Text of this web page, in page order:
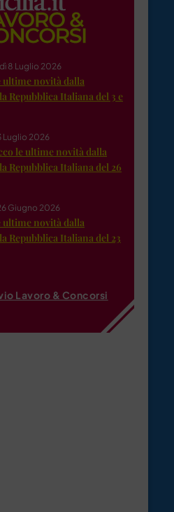
8 Luglio 2026
ultime novità dalla
Repubblica Italiana del 3 e
Luglio 2026
le ultime novità dalla
Repubblica Italiana del 26
Giugno 2026
ultime novità dalla
Repubblica Italiana del 23
Lavoro & Concorsi